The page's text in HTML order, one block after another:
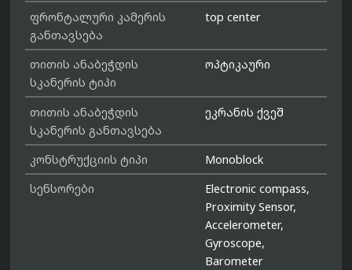
ფრონტალური კამერის
განთავსება
top center
თითის ანაბეჭდის
სკანერის ტიპი
ოპტიკაური
თითის ანაბეჭდის
სკანერის განთავსება
ეკრანის ქვეშ
კონსტრუქციის ტიპი
Monoblock
სენსორები
Electronic compass,
Proximity Sensor,
Accelerometer,
Gyroscope,
Barometer